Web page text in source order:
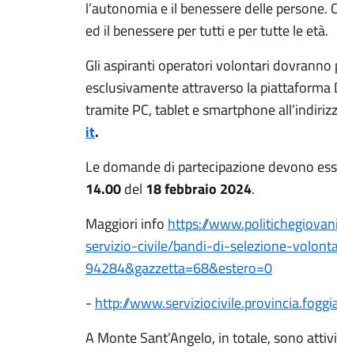
l’autonomia e il benessere delle
ed il benessere per tutti e per tutte le età.
Gli aspiranti operatori volontari
esclusivamente attraverso la piattaforma
tramite PC, tablet e smartphone
it.
Le domande di partecipazione devono
14.00del 18 febbraio 2024.
Maggiori info https://www.
servizio-civile/bandi-di-selezione-
94284&gazzetta=68&estero=0
- http://www.serviziocivile.
A Monte Sant’Angelo, in totale, sono